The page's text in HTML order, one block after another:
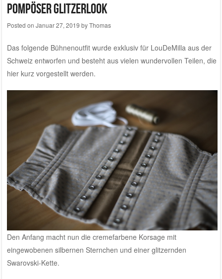
Pompöser Glitzerlook
Posted on Januar 27, 2019 byThomas
Das folgende Bühnenoutfit wurde exklusiv für LouDeMilla aus der
Schweizentworfen und besteht aus vielen wundervollen Teilen, die
hier kurz vorgestellt werden.
Den Anfang macht nun die cremefarbene Korsage mit
eingewobenen silbernen Sternchen und einer glitzernden
Swarovski-Kette.